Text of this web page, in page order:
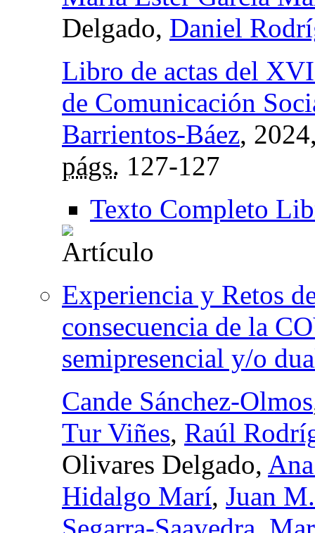
Delgado, Daniel
Libro de actas del
de Comunicación
Barrientos-Báez,
págs. 127-127
Texto Completo
Experiencia y Retos
consecuencia de la
semipresencial y/o
Cande Sánchez-Olmos
Tur Viñes, Raúl
Olivares Delgado,
Hidalgo Marí, Juan